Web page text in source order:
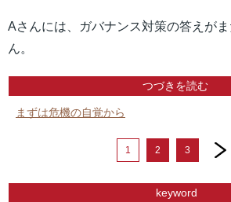
Aさんには、ガバナンス対策の答えが
ん。
つづきを読む
まずは危機の自覚から
1 2 3
next
keyword